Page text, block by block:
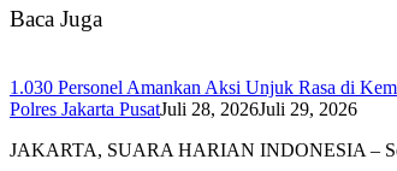
Baca Juga
1.030 Personel Amankan Aksi Unjuk Rasa di
Polres Jakarta PusatJuli 28, 2026Juli 29, 2026
JAKARTA, SUARA HARIAN INDONESIA –